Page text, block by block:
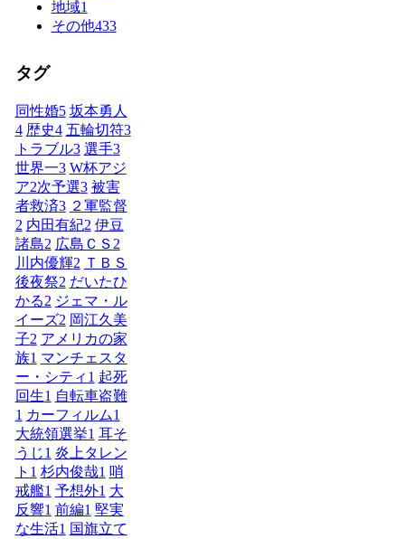
地域1
その他433
タグ
同性婚5 坂本勇人
4 歴史4 五輪切符3
トラブル3 選手3
世界一3 W杯アジ
ア2次予選3 被害
者救済3 ２軍監督
2 内田有紀2 伊豆
諸島2 広島ＣＳ 2
川内優輝2 ＴＢＳ
後夜祭2 だいたひ
かる2 ジェマ・ル
イーズ2 岡江久美
子2 アメリカの家
族1 マンチェスタ
ー・シティ 1 起死
回生1 自転車盗難
1 カーフィルム1
大統領選挙1 耳そ
うじ1 炎上タレン
ト 1 杉内俊哉1 哨
戒艦1 予想外1 大
反響1 前編1 堅実
な生活1 国旗立て